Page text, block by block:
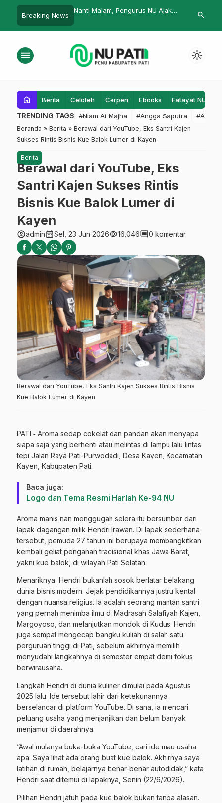
Breaking News
Nanti Malam, Pengurus NU Ajak
Ribuan
Syubbanul
search
menu light_mode
home Berita Celoteh Cerpen Ebooks Fatayat NU
TRENDING TAGS #Niam At Majha #Angga Saputra #Admin
Beranda » Berita » Berawal dari YouTube, Eks Santri Kajen
Sukses Rintis Bisnis Kue Balok Lumer di Kayen
Berita
Berawal dari YouTube, Eks
Santri Kajen Sukses Rintis
Bisnis Kue Balok Lumer di
Kayen
account_circleadmincalendar_monthSel, 23 Jun 2026visibility16.046comment0 komentar
Berawal dari YouTube, Eks Santri Kajen Sukses Rintis Bisnis
Kue Balok Lumer di Kayen
PATI ‐ Aroma sedap cokelat dan pandan akan menyapa
siapa saja yang berhenti atau melintas di lampu lalu lintas
tepi Jalan Raya Pati-Purwodadi, Desa Kayen, Kecamatan
Kayen, Kabupaten Pati.
Baca juga:
Logo dan Tema Resmi Harlah Ke-94 NU
​Aroma manis nan menggugah selera itu bersumber dari
lapak dagangan milik Hendri Irawan. Di lapak sederhana
tersebut, pemuda 27 tahun ini berupaya membangkitkan
kembali geliat penganan tradisional khas Jawa Barat,
yakni kue balok, di wilayah Pati Selatan.
​Menariknya, Hendri bukanlah sosok berlatar belakang
dunia bisnis modern. Jejak pendidikannya justru kental
dengan nuansa religius. Ia adalah seorang mantan santri
yang pernah menimba ilmu di Madrasah Salafiyah Kajen,
Margoyoso, dan melanjutkan mondok di Kudus. Hendri
juga sempat mengecap bangku kuliah di salah satu
perguruan tinggi di Pati, sebelum akhirnya memilih
menyudahi langkahnya di semester empat demi fokus
berwirausaha.
​Langkah Hendri di dunia kuliner dimulai pada Agustus
2025 lalu. Ide tersebut lahir dari ketekunannya
berselancar di platform YouTube. Di sana, ia mencari
peluang usaha yang menjanjikan dan belum banyak
menjamur di daerahnya.
​”Awal mulanya buka-buka YouTube, cari ide mau usaha
apa. Saya lihat ada orang buat kue balok. Akhirnya saya
latihan di rumah, belajarnya benar-benar autodidak,” kata
Hendri saat ditemui di lapaknya, Senin (22/6/2026).
​Pilihan Hendri jatuh pada kue balok bukan tanpa alasan.